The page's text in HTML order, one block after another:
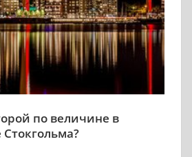
по величине в